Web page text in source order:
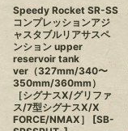
Speedy Rocket SR-SS
コンプレッションアジ
ャスタブルリアサスペ
ンション upper
reservoir tank
ver（327mm/340〜
350mm/360mm）
［シグナスX/グリファ
ス/7型シグナスX/X
FORCE/NMAX］
[SB-